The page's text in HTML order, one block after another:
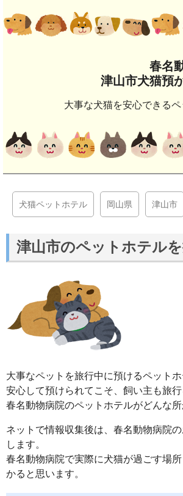
春名
津山市犬猫預
大事な犬猫を安心できる
犬猫ペットホテル 岡山県 津山市
津山市のペットホテル
大事なペットを旅行中に預けるペットホ
安心して預けられてこそ、飼い主も旅
春名動物病院のペットホテルがどんな所
ネットで情報収集後は、春名動物病院
します。
春名動物病院で実際に犬猫が過ごす場
かると思います。